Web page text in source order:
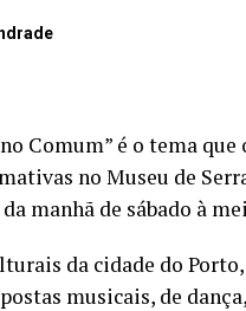
Comum” é o tema
no Museu de
da manhã de sábado à
da cidade do
musicais, de